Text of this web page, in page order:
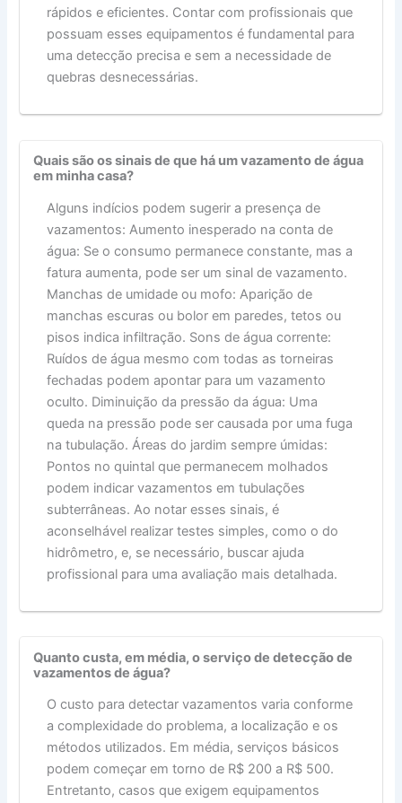
rápidos e eficientes. Contar com profissionais que
possuam esses equipamentos é fundamental para
uma detecção precisa e sem a necessidade de
quebras desnecessárias.
Quais são os sinais de que há um vazamento de água
em minha casa?
Alguns indícios podem sugerir a presença de
vazamentos: Aumento inesperado na conta de
água: Se o consumo permanece constante, mas a
fatura aumenta, pode ser um sinal de vazamento.
Manchas de umidade ou mofo: Aparição de
manchas escuras ou bolor em paredes, tetos ou
pisos indica infiltração. Sons de água corrente:
Ruídos de água mesmo com todas as torneiras
fechadas podem apontar para um vazamento
oculto. Diminuição da pressão da água: Uma
queda na pressão pode ser causada por uma fuga
na tubulação. Áreas do jardim sempre úmidas:
Pontos no quintal que permanecem molhados
podem indicar vazamentos em tubulações
subterrâneas. Ao notar esses sinais, é
aconselhável realizar testes simples, como o do
hidrômetro, e, se necessário, buscar ajuda
profissional para uma avaliação mais detalhada.
Quanto custa, em média, o serviço de detecção de
vazamentos de água?
O custo para detectar vazamentos varia conforme
a complexidade do problema, a localização e os
métodos utilizados. Em média, serviços básicos
podem começar em torno de R$ 200 a R$ 500.
Entretanto, casos que exigem equipamentos